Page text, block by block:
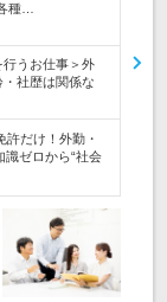
種…
行うお仕事＞外
社歴は関係な
許だけ！外勤・
識ゼロから“社会